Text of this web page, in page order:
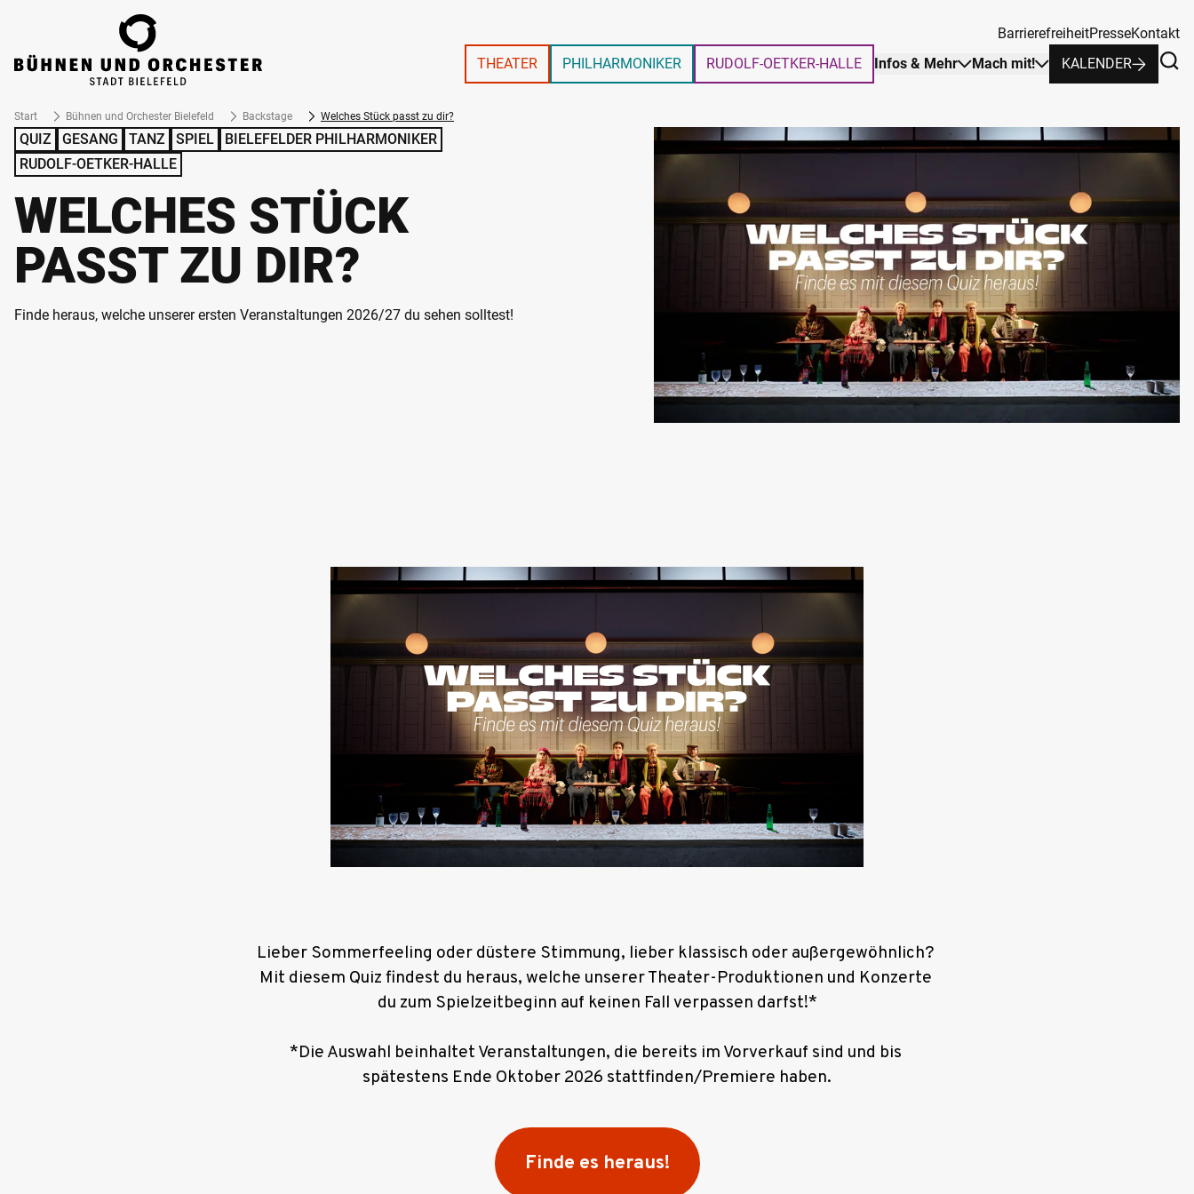
ZUM HAUPTINHALT SPRINGEN
THEATER PHILHARMONIKER RUDOLF-OETKER-HALLE Infos & Mehr Mach mit! KALENDER
BarrierefreiheitPresseKontakt
Start Bühnen und Orchester Bielefeld Backstage Welches Stück passt zu dir?
QUIZ GESANG TANZ SPIEL
BIELEFELDER PHILHARMONIKER
RUDOLF-OETKER-HALLE
WELCHES STÜCK
PASST ZU DIR?
Finde heraus, welche unserer ersten Veranstaltungen 2026/27 du sehen solltest!